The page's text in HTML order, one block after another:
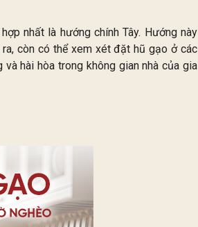
nhất là hướng chính Tây. Hướng này
còn có thể xem xét đặt hũ gạo ở các
hài hòa trong không gian nhà của gia